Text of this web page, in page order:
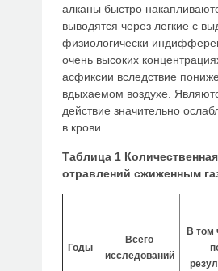
алканы быстро
выводятся через легкие с
физиологически
очень высоких
асфиксии вследствие
вдыхаемом воздухе.
действие значительно
в крови.
Таблица 1
отравлений сжиженным
Годы
Всего
исследований
В том